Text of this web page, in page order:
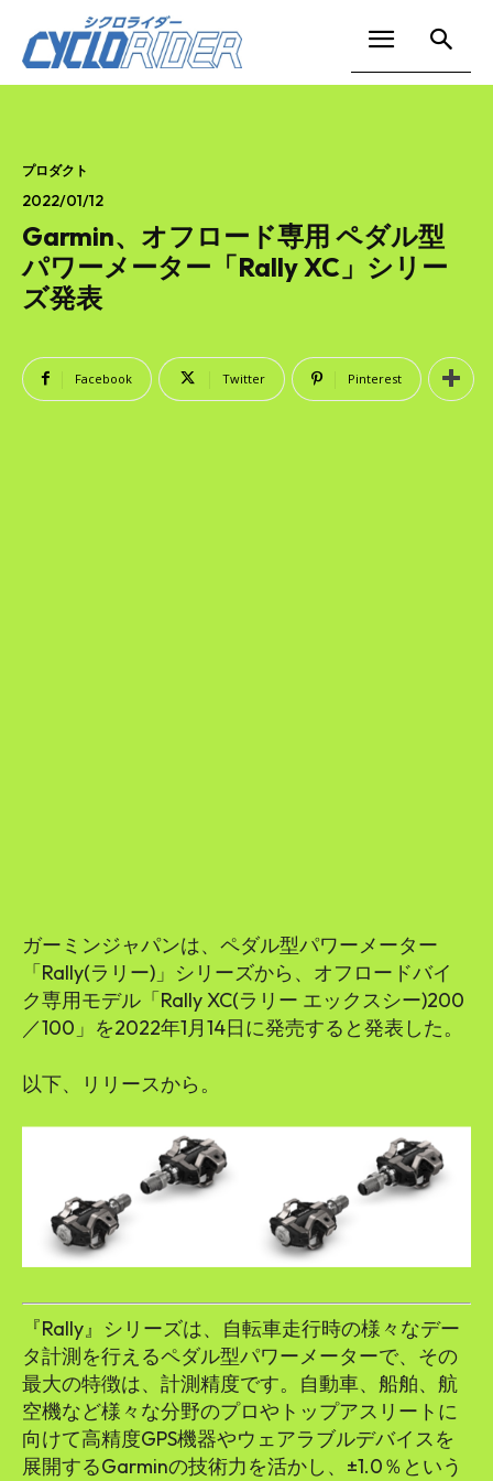
プロダクト
2022/01/12
Garmin、オフロード専用 ペダル型
パワーメーター「Rally XC」シリー
ズ発表
Facebook Twitter Pinterest
ガーミンジャパンは、ペダル型パワーメーター
「Rally(ラリー)」シリーズから、オフロードバイ
ク専用モデル「Rally XC(ラリー エックスシー)200
／100」を2022年1月14日に発売すると発表した。
以下、リリースから。
『Rally』シリーズは、自転車走行時の様々なデー
タ計測を行えるペダル型パワーメーターで、その
最大の特徴は、計測精度です。自動車、船舶、航
空機など様々な分野のプロやトップアスリートに
向けて高精度GPS機器やウェアラブルデバイスを
展開するGarminの技術力を活かし、±1.0％という